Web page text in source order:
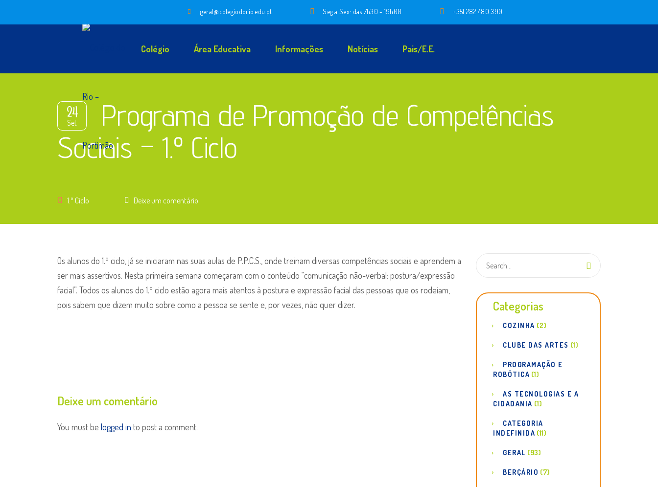
geral@colegiodorio.edu.pt Seg a Sex: das 7h30 - 19h00 +351 282 480 390
Colégio Área Educativa Informações Notícias Pais/E.E.
24
Set
Programa de Promoção de Competências
Sociais – 1.º Ciclo
1.º Ciclo Deixe um comentário
Os alunos do 1.º ciclo, já se iniciaram nas suas aulas de P.P.C.S., onde treinam diversas competências sociais e aprendem a
ser mais assertivos. Nesta primeira semana começaram com o conteúdo “comunicação não-verbal: postura/expressão
facial”. Todos os alunos do 1.º ciclo estão agora mais atentos à postura e expressão facial das pessoas que os rodeiam,
pois sabem que dizem muito sobre como a pessoa se sente e, por vezes, não quer dizer.
Deixe um comentário
You must be logged in to post a comment.
Categorias
COZINHA (2)
CLUBE DAS ARTES (1)
PROGRAMAÇÃO E
ROBÓTICA (1)
AS TECNOLOGIAS E A
CIDADANIA (1)
CATEGORIA
INDEFINIDA (11)
GERAL (93)
BERÇÁRIO (7)